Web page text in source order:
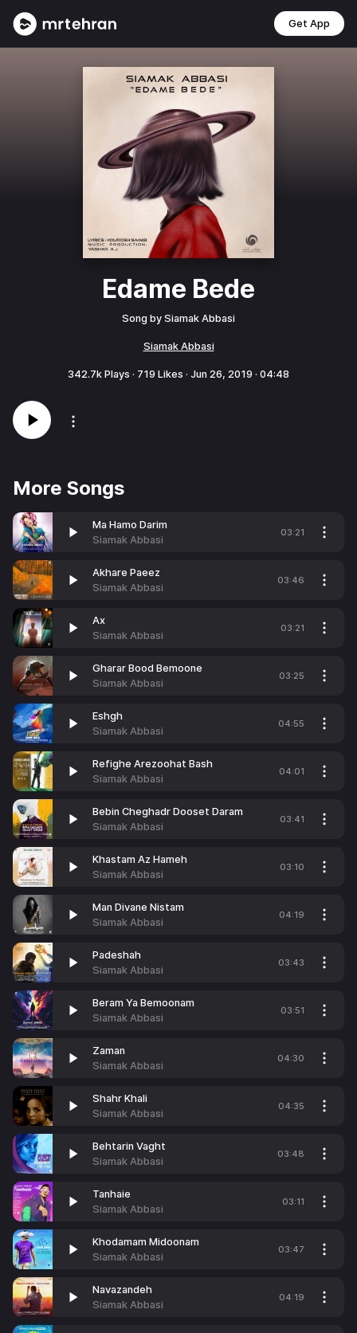
Get App
Edame Bede
Song by Siamak Abbasi
Siamak Abbasi
342.7k Plays · 719 Likes · Jun 26, 2019 · 04:48
More Songs
Ma Hamo Darim
Siamak Abbasi
03:21
Akhare Paeez
Siamak Abbasi
03:46
Ax
Siamak Abbasi
03:21
Gharar Bood Bemoone
Siamak Abbasi
03:25
Eshgh
Siamak Abbasi
04:55
Refighe Arezoohat Bash
Siamak Abbasi
04:01
Bebin Cheghadr Dooset Daram
Siamak Abbasi
03:41
Khastam Az Hameh
Siamak Abbasi
03:10
Man Divane Nistam
Siamak Abbasi
04:19
Padeshah
Siamak Abbasi
03:43
Beram Ya Bemoonam
Siamak Abbasi
03:51
Zaman
Siamak Abbasi
04:30
Shahr Khali
Siamak Abbasi
04:35
Behtarin Vaght
Siamak Abbasi
03:48
Tanhaie
Siamak Abbasi
03:11
Khodamam Midoonam
Siamak Abbasi
03:47
Navazandeh
Siamak Abbasi
04:19